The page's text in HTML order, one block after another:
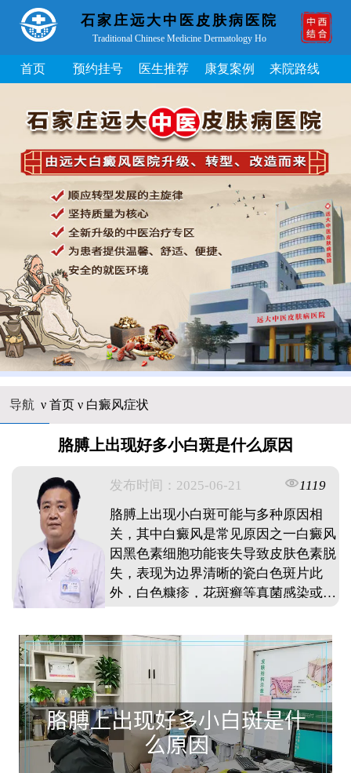
石家庄远大中医皮肤病医院
Traditional Chinese Medicine Dermatology Ho
首页 预约挂号 医生推荐 康复案例 来院路线
导航 ν 首页ν 白癜风症状
胳膊上出现好多小白斑是什么原因
发布时间：2025-06-21
1119
胳膊上出现小白斑可能与多种原因相
关，其中白癜风是常见原因之一白癜风
因黑色素细胞功能丧失导致皮肤色素脱
失，表现为边界清晰的瓷白色斑片此
外，白色糠疹，花斑癣等真菌感染或炎
需结合伍德灯检查，皮肤镜及组织病理
学分析，以明确白斑性质并制定针对性
治疗方案。 ...